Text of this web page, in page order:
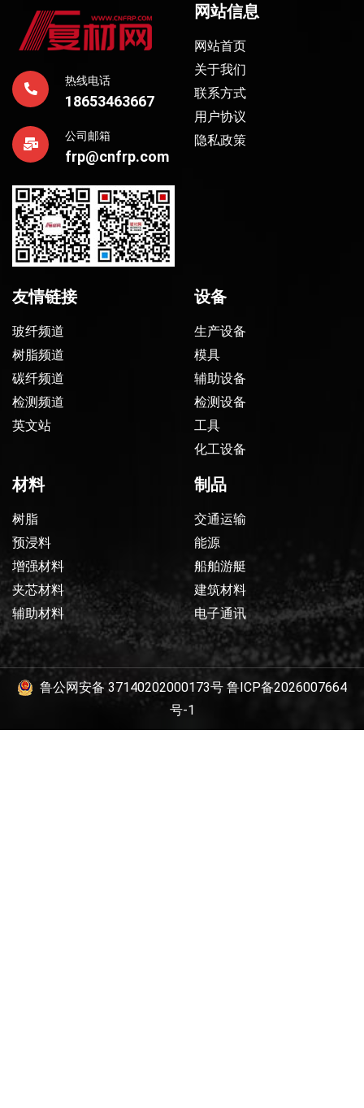
热线电话
18653463667
公司邮箱
frp@cnfrp.com
网站信息
网站首页
关于我们
联系方式
用户协议
隐私政策
友情链接
玻纤频道
树脂频道
碳纤频道
检测频道
英文站
设备
生产设备
模具
辅助设备
检测设备
工具
化工设备
材料
树脂
预浸料
增强材料
夹芯材料
辅助材料
制品
交通运输
能源
船舶游艇
建筑材料
电子通讯
鲁公网安备 37140202000173号 鲁ICP备2026007664
号-1